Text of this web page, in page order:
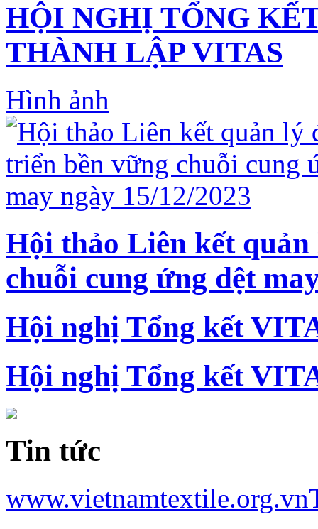
HỘI NGHỊ TỔNG
THÀNH LẬP VITAS
Hình ảnh
Hội thảo Liên kết
chuỗi cung ứng dệt
Hội nghị Tổng kết
Hội nghị Tổng kết
Tin tức
www.vietnamtextile.org.vn